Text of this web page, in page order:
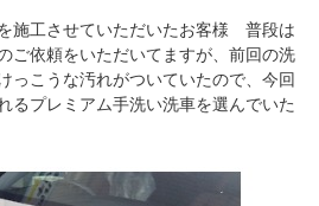
施工させていただいたお客様 普段は
ご依頼をいただいてますが、前回の洗
っこうな汚れがついていたので、今回
るプレミアム手洗い洗車を選んでいた